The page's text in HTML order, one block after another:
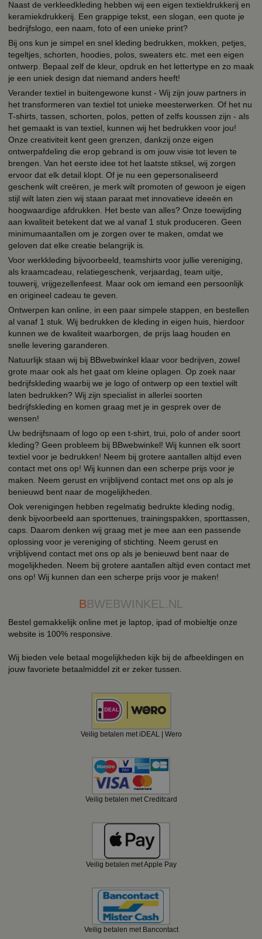
Naast de verkleedkleding hebben wij een eigen textieldrukkerij en
keramiekdrukkerij. Een grappige tekst, een slogan, een quote je
bedrijfslogo, een naam, foto of een unieke print?
Bij ons kun je simpel en snel kleding bedrukken, mokken, petjes,
tegeltjes, schorten, hoodies, polos, sweaters etc. met een eigen
ontwerp. Bepaal zelf de kleur, opdruk en het lettertype en zo maak
je een uniek design dat niemand anders heeft!
Verander textiel in buitengewone kunst - Wij zijn jouw partners in
het transformeren van textiel tot unieke meesterwerken. Of het nu
T-shirts, tassen, schorten, polos, petten of zelfs koussen zijn - als
het gemaakt is van textiel, kunnen wij het bedrukken voor jou!
Onze creativiteit kent geen grenzen, dankzij onze eigen
ontwerpafdeling die erop gebrand is om jouw visie tot leven te
brengen. Van het eerste idee tot het laatste stiksel, wij zorgen
ervoor dat elk detail klopt. Of je nu een gepersonaliseerd
geschenk wilt creëren, je merk wilt promoten of gewoon je eigen
stijl wilt laten zien wij staan paraat met innovatieve ideeën en
hoogwaardige afdrukken. Het beste van alles? Onze toewijding
aan kwaliteit betekent dat we al vanaf 1 stuk produceren. Geen
minimumaantallen om je zorgen over te maken, omdat we
geloven dat elke creatie belangrijk is.
Voor werkkleding bijvoorbeeld, teamshirts voor jullie vereniging,
als kraamcadeau, relatiegeschenk, verjaardag, team uitje,
touwerij, vrijgezellenfeest. Maar ook om iemand een persoonlijk
en origineel cadeau te geven.
Ontwerpen kan online, in een paar simpele stappen, en bestellen
al vanaf 1 stuk. Wij bedrukken de kleding in eigen huis, hierdoor
kunnen we de kwaliteit waarborgen, de prijs laag houden en
snelle levering garanderen.
Natuurlijk staan wij bij BBwebwinkel klaar voor bedrijven, zowel
grote maar ook als het gaat om kleine oplagen. Op zoek naar
bedrijfskleding waarbij we je logo of ontwerp op een textiel wilt
laten bedrukken? Wij zijn specialist in allerlei soorten
bedrijfskleding en komen graag met je in gesprek over de
wensen!
Uw bedrijfsnaam of logo op een t-shirt, trui, polo of ander soort
kleding? Geen probleem bij BBwebwinkel! Wij kunnen elk soort
textiel voor je bedrukken! Neem bij grotere aantallen altijd even
contact met ons op! Wij kunnen dan een scherpe prijs voor je
maken. Neem gerust en vrijblijvend contact met ons op als je
benieuwd bent naar de mogelijkheden.
Ook verenigingen hebben regelmatig bedrukte kleding nodig,
denk bijvoorbeeld aan sporttenues, trainingspakken, sporttassen,
caps. Daarom denken wij graag met je mee aan een passende
oplossing voor je vereniging of stichting. Neem gerust en
vrijblijvend contact met ons op als je benieuwd bent naar de
mogelijkheden. Neem bij grotere aantallen altijd even contact met
ons op! Wij kunnen dan een scherpe prijs voor je maken!
BBWEBWINKEL.NL
Bestel gemakkelijk online met je laptop, ipad of mobieltje onze
website is 100% responsive.
Wij bieden vele betaal mogelijkheden kijk bij de afbeeldingen en
jouw favoriete betaalmiddel zit er zeker tussen.
Veilig betalen met iDEAL | Wero
Veilig betalen met Creditcard
Veilig betalen met Apple Pay
Veilig betalen met Bancontact